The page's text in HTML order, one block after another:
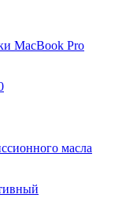
MacBook Pro
масла